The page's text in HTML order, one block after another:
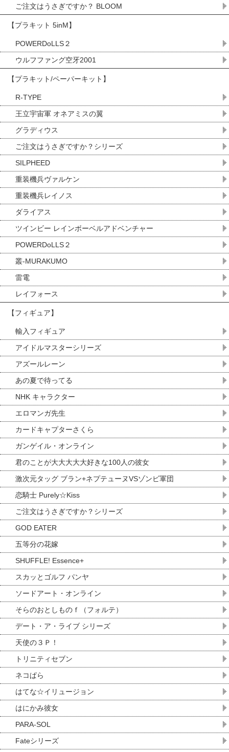
ご注文はうさぎですか？ BLOOM
【プラキット 5inM】
POWERDoLLS２
ウルフファング空牙2001
【プラキット/ペーパーキット】
R-TYPE
王立宇宙軍 オネアミスの翼
グラディウス
ご注文はうさぎですか？シリーズ
SILPHEED
重装機兵ヴァルケン
重装機兵レイノス
ダライアス
ツインビー レインボーベルアドベンチャー
POWERDoLLS２
叢-MURAKUMO
雷電
レイフォース
【フィギュア】
輸入フィギュア
アイドルマスターシリーズ
アズールレーン
あの夏で待ってる
NHK キャラクター
エロマンガ先生
カードキャプターさくら
ガンゲイル・オンライン
君のことが大大大大大好きな100人の彼女
激次元タッグ ブラン+ネプテューヌVSゾンビ軍団
恋騎士 Purely☆Kiss
ご注文はうさぎですか？シリーズ
GOD EATER
五等分の花嫁
SHUFFLE! Essence+
スカッとゴルフ パンヤ
ソードアート・オンライン
そらのおとしものｆ（フォルテ）
デート・ア・ライブ シリーズ
天使の３Ｐ！
トリニティセブン
ネコぱら
はてな☆イリュージョン
はにかみ彼女
PARA-SOL
Fateシリーズ